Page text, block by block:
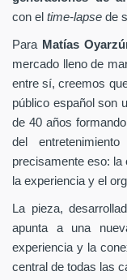
con el time-lapse de
Para Matías
mercado lleno de
entre sí, creemos
público español son
de 40 años
del
precisamente eso:
la experiencia y el
La pieza,
apunta a una
experiencia y la
central de todas las